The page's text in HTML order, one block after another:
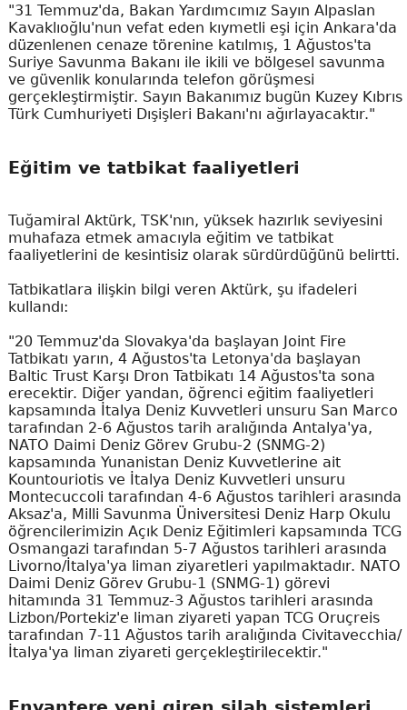
"31 Temmuz'da, Bakan Yardımcımız Sayın Alpaslan
Kavaklıoğlu'nun vefat eden kıymetli eşi için Ankara'da
düzenlenen cenaze törenine katılmış, 1 Ağustos'ta
Suriye Savunma Bakanı ile ikili ve bölgesel savunma
ve güvenlik konularında telefon görüşmesi
gerçekleştirmiştir. Sayın Bakanımız bugün Kuzey Kıbrıs
Türk Cumhuriyeti Dışişleri Bakanı'nı ağırlayacaktır."
Eğitim ve tatbikat faaliyetleri
Tuğamiral Aktürk, TSK'nın, yüksek hazırlık seviyesini
muhafaza etmek amacıyla eğitim ve tatbikat
faaliyetlerini de kesintisiz olarak sürdürdüğünü belirtti.
Tatbikatlara ilişkin bilgi veren Aktürk, şu ifadeleri
kullandı:
"20 Temmuz'da Slovakya'da başlayan Joint Fire
Tatbikatı yarın, 4 Ağustos'ta Letonya'da başlayan
Baltic Trust Karşı Dron Tatbikatı 14 Ağustos'ta sona
erecektir. Diğer yandan, öğrenci eğitim faaliyetleri
kapsamında İtalya Deniz Kuvvetleri unsuru San Marco
tarafından 2-6 Ağustos tarih aralığında Antalya'ya,
NATO Daimi Deniz Görev Grubu-2 (SNMG-2)
kapsamında Yunanistan Deniz Kuvvetlerine ait
Kountouriotis ve İtalya Deniz Kuvvetleri unsuru
Montecuccoli tarafından 4-6 Ağustos tarihleri arasında
Aksaz'a, Milli Savunma Üniversitesi Deniz Harp Okulu
öğrencilerimizin Açık Deniz Eğitimleri kapsamında TCG
Osmangazi tarafından 5-7 Ağustos tarihleri arasında
Livorno/İtalya'ya liman ziyaretleri yapılmaktadır. NATO
Daimi Deniz Görev Grubu-1 (SNMG-1) görevi
hitamında 31 Temmuz-3 Ağustos tarihleri arasında
Lizbon/Portekiz'e liman ziyareti yapan TCG Oruçreis
tarafından 7-11 Ağustos tarih aralığında Civitavecchia/
İtalya'ya liman ziyareti gerçekleştirilecektir."